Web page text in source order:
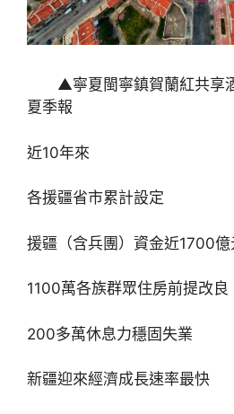
▲寧夏閩寧鎮賀蘭紅共享
夏季報
近10年來
各援疆省市累計設定
援疆（含兵團）資金近1700億
1100萬各族群眾住房前提改良
200多萬休息力穩固失業
新疆迎來經濟成長速率最快